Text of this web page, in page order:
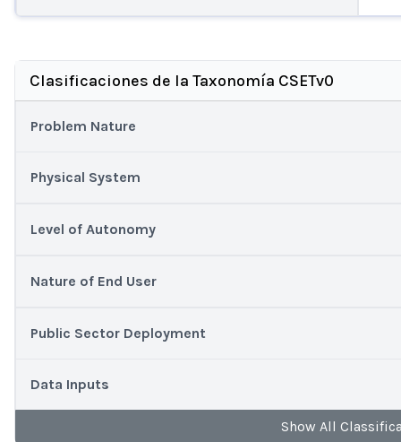
Clasificaciones de la Taxonomía CSETv0
Problem Nature
Physical System
Level of Autonomy
Nature of End User
Public Sector Deployment
Data Inputs
Show All